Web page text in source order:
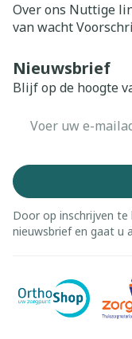
Over ons Nuttige
van wacht
Nieuwsbrief
Blijf op de hoogte
Door op inschrijven te
nieuwsbrief en gaat u